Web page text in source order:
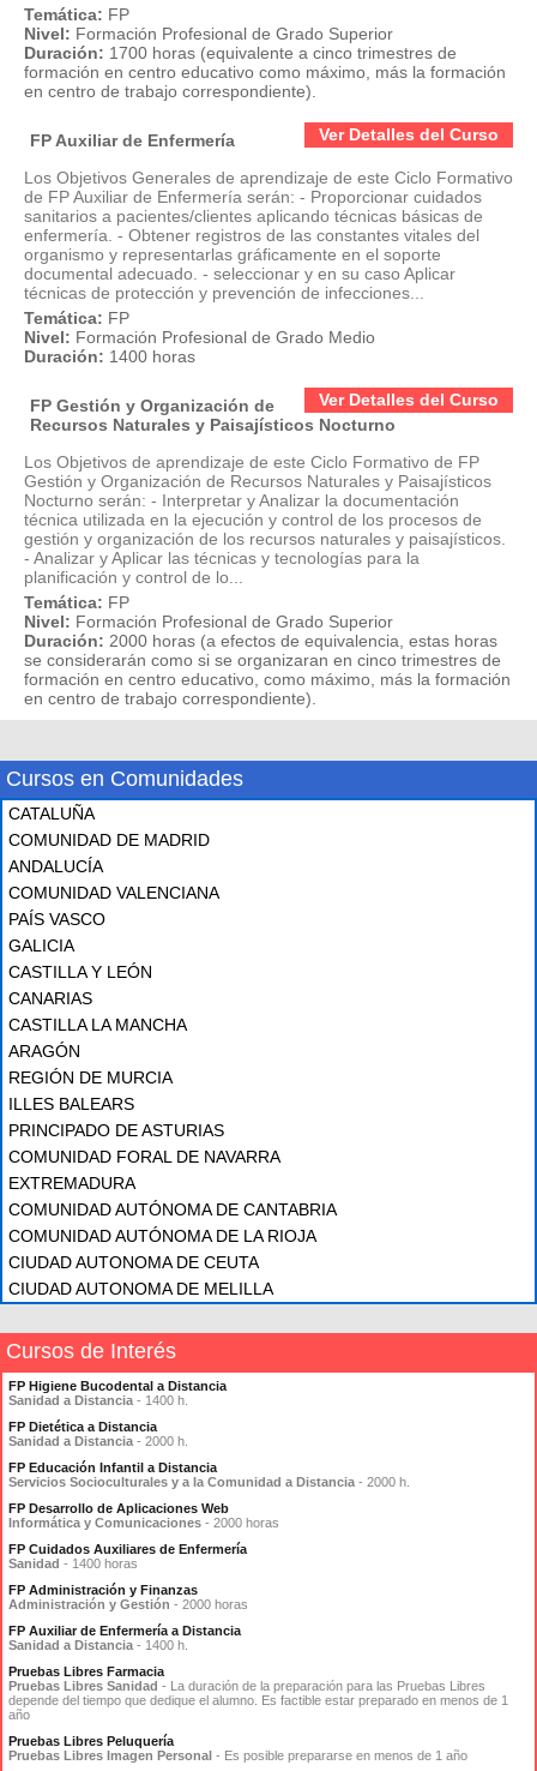
Temática: FP
Nivel: Formación Profesional de Grado Superior
Duración: 1700 horas (equivalente a cinco trimestres de
formación en centro educativo como máximo, más la formación
en centro de trabajo correspondiente).
Ver Detalles del Curso
FP Auxiliar de Enfermería
Los Objetivos Generales de aprendizaje de este Ciclo Formativo
de FP Auxiliar de Enfermería serán: - Proporcionar cuidados
sanitarios a pacientes/clientes aplicando técnicas básicas de
enfermería. - Obtener registros de las constantes vitales del
organismo y representarlas gráficamente en el soporte
documental adecuado. - seleccionar y en su caso Aplicar
técnicas de protección y prevención de infecciones...
Temática: FP
Nivel: Formación Profesional de Grado Medio
Duración: 1400 horas
Ver Detalles del Curso
FP Gestión y Organización de
Recursos Naturales y Paisajísticos Nocturno
Los Objetivos de aprendizaje de este Ciclo Formativo de FP
Gestión y Organización de Recursos Naturales y Paisajísticos
Nocturno serán: - Interpretar y Analizar la documentación
técnica utilizada en la ejecución y control de los procesos de
gestión y organización de los recursos naturales y paisajísticos.
- Analizar y Aplicar las técnicas y tecnologías para la
planificación y control de lo...
Temática: FP
Nivel: Formación Profesional de Grado Superior
Duración: 2000 horas (a efectos de equivalencia, estas horas
se considerarán como si se organizaran en cinco trimestres de
formación en centro educativo, como máximo, más la formación
en centro de trabajo correspondiente).
Cursos en Comunidades
CATALUÑA
COMUNIDAD DE MADRID
ANDALUCÍA
COMUNIDAD VALENCIANA
PAÍS VASCO
GALICIA
CASTILLA Y LEÓN
CANARIAS
CASTILLA LA MANCHA
ARAGÓN
REGIÓN DE MURCIA
ILLES BALEARS
PRINCIPADO DE ASTURIAS
COMUNIDAD FORAL DE NAVARRA
EXTREMADURA
COMUNIDAD AUTÓNOMA DE CANTABRIA
COMUNIDAD AUTÓNOMA DE LA RIOJA
CIUDAD AUTONOMA DE CEUTA
CIUDAD AUTONOMA DE MELILLA
Cursos de Interés
FP Higiene Bucodental a Distancia
Sanidad a Distancia - 1400 h.
FP Dietética a Distancia
Sanidad a Distancia - 2000 h.
FP Educación Infantil a Distancia
Servicios Socioculturales y a la Comunidad a Distancia - 2000 h.
FP Desarrollo de Aplicaciones Web
Informática y Comunicaciones - 2000 horas
FP Cuidados Auxiliares de Enfermería
Sanidad - 1400 horas
FP Administración y Finanzas
Administración y Gestión - 2000 horas
FP Auxiliar de Enfermería a Distancia
Sanidad a Distancia - 1400 h.
Pruebas Libres Farmacia
Pruebas Libres Sanidad - La duración de la preparación para las Pruebas Libres
depende del tiempo que dedique el alumno. Es factible estar preparado en menos de 1
año
Pruebas Libres Peluquería
Pruebas Libres Imagen Personal - Es posible prepararse en menos de 1 año